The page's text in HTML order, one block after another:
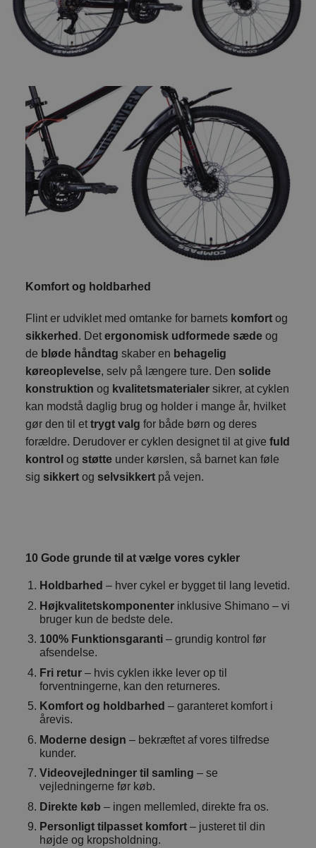
Komfort og holdbarhed
Flint er udviklet med omtanke for barnets komfortog
sikkerhed . Det ergonomisk udformede sædeog
de bløde håndtag skaber en behagelig
køreoplevelse, selv på længere ture. Den solide
konstruktion og kvalitetsmaterialersikrer, at cyklen
kan modstå daglig brug og holder i mange år, hvilket
gør den til et trygt valg for både børn og deres
forældre. Derudover er cyklen designet til at give fuld
kontrol og støtteunder kørslen, så barnet kan føle
sig sikkertog selvsikkertpå vejen.
10 Gode grunde til at vælge vores cykler
Holdbarhed – hver cykel er bygget til lang levetid.
Højkvalitetskomponenter inklusive Shimano – vi
bruger kun de bedste dele.
100% Funktionsgaranti – grundig kontrol før
afsendelse.
Fri retur – hvis cyklen ikke lever op til
forventningerne, kan den returneres.
Komfort og holdbarhed – garanteret komfort i
årevis.
Moderne design – bekræftet af vores tilfredse
kunder.
Videovejledninger til samling – se
vejledningerne før køb.
Direkte køb – ingen mellemled, direkte fra os.
Personligt tilpasset komfort – justeret til din
højde og kropsholdning.